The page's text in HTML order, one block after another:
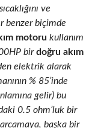
ve
benzer biçimde
motoru kullanım
birdoğru akım
elektrik alarak
% 85’inde
gelir) bu
0.5 ohm’luk bir
başka bir